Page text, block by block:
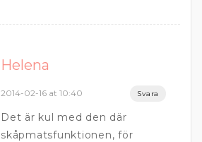
Helena
2014-02-16 at 10:40 Svara
Det är kul med den där
skåpmatsfunktionen, för